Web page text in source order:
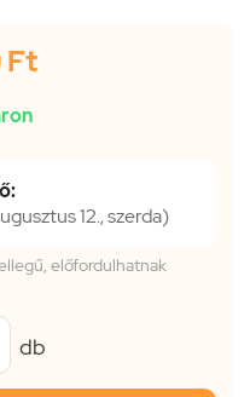
Ft
12., szerda)
előfordulhatnak
db